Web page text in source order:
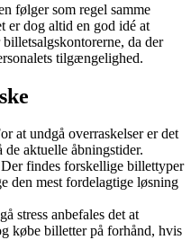
følger som regel samme
er dog altid en god idé at
da der
tilgængelighed.
at undgå overraskelser er det
aktuelle åbningstider.
Der findes forskellige billettyper
den mest fordelagtige løsning
stress anbefales det at
købe billetter på forhånd, hvis